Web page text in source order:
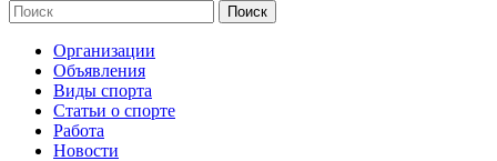
Организации
Объявления
Виды спорта
Статьи о спорте
Работа
Новости